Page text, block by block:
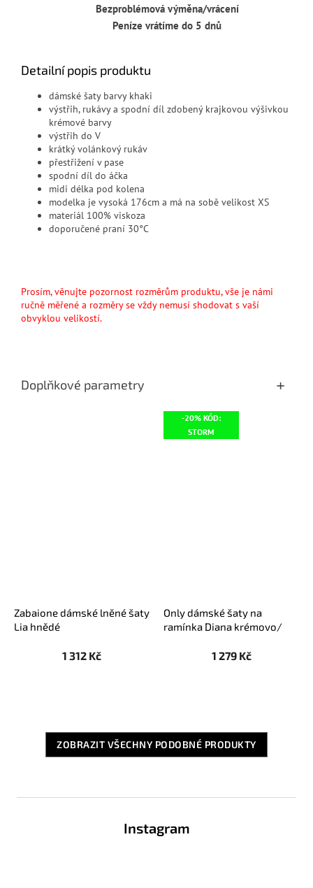
Bezproblémová výměna/vrácení
Peníze vrátíme do 5 dnů
Detailní popis produktu
dámské šaty barvy khaki
výstřih, rukávy a spodní díl zdobený krajkovou výšivkou
krémové barvy
výstřih do V
krátký volánkový rukáv
přestřižení v pase
spodní díl do áčka
midi délka pod kolena
modelka je vysoká 176cm a má na sobě velikost XS
materiál 100% viskoza
doporučené praní 30°C
Prosím, věnujte pozornost rozměrům produktu, vše je námi
ručně měřené a rozměry se vždy nemusí shodovat s vaší
obvyklou velikostí.
Doplňkové parametry
Zabaione dámské lněné šaty
Lia hnědé
1 312 Kč
-20% KÓD:
STORM
Only dámské šaty na
ramínka Diana krémovo/
1 279 Kč
ZOBRAZIT VŠECHNY PODOBNÉ PRODUKTY
Instagram